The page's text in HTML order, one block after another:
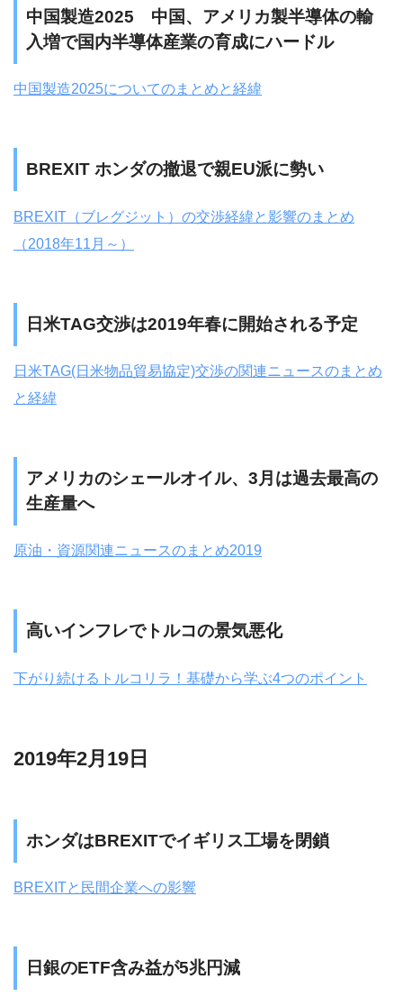
中国製造2025 中国、アメリカ製半導体の輸
入増で国内半導体産業の育成にハードル
中国製造2025についてのまとめと経緯
BREXIT ホンダの撤退で親EU派に勢い
BREXIT（ブレグジット）の交渉経緯と影響のまとめ
（2018年11月～）
日米TAG交渉は2019年春に開始される予定
日米TAG(日米物品貿易協定)交渉の関連ニュースのまとめ
と経緯
アメリカのシェールオイル、3月は過去最高の
生産量へ
原油・資源関連ニュースのまとめ2019
高いインフレでトルコの景気悪化
下がり続けるトルコリラ！基礎から学ぶ4つのポイント
2019年2月19日
ホンダはBREXITでイギリス工場を閉鎖
BREXITと民間企業への影響
日銀のETF含み益が5兆円減